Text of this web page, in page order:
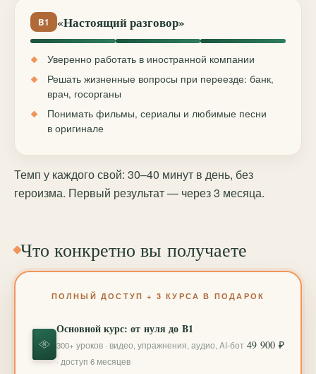
B1 «Настоящий разговор»
Уверенно работать в иностранной компании
Решать жизненные вопросы при переезде: банк,
врач, госорганы
Понимать фильмы, сериалы и любимые песни
в оригинале
Темп у каждого свой: 30–40 минут в день, без
героизма. Первый результат — через 3 месяца.
Что конкретно вы получаете
ПОЛНЫЙ ДОСТУП + 3 КУРСА В ПОДАРОК
Основной курс: от нуля до B1
300+ уроков · видео, упражнения, аудио, AI-бот
· доступ 6 месяцев
49 900 ₽